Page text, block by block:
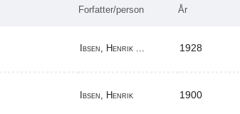
Forfatter/person År
Ibsen, Henrik ... 1928
Ibsen, Henrik 1900